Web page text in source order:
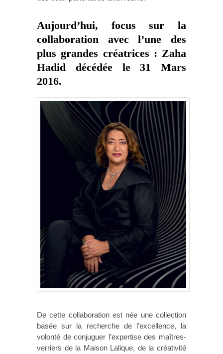
Aujourd’hui, focus sur la
collaboration avec l’une des
plus grandes créatrices : Zaha
Hadid décédée le 31 Mars
2016.
De cette collaboration est née une collection
basée sur la recherche de l’excellence, la
volonté de conjuguer l’expertise des maîtres-
verriers de la Maison Lalique, de la créativité